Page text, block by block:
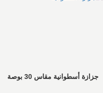
جزازة أسطوانية مقاس 30 بوصة